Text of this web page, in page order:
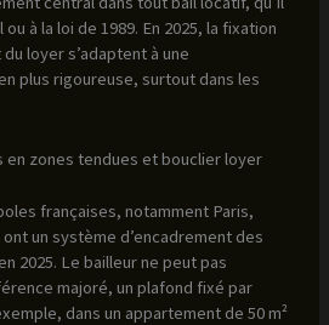
à la loi de 1989. En 2025, la fixation
loyer s’adaptent à une
plus rigoureuse, surtout dans les
en zones tendues et bouclier loyer
françaises, notamment Paris,
un système d’encadrement des
2025. Le bailleur ne peut pas
majoré, un plafond fixé par
dans un appartement de 50 m²